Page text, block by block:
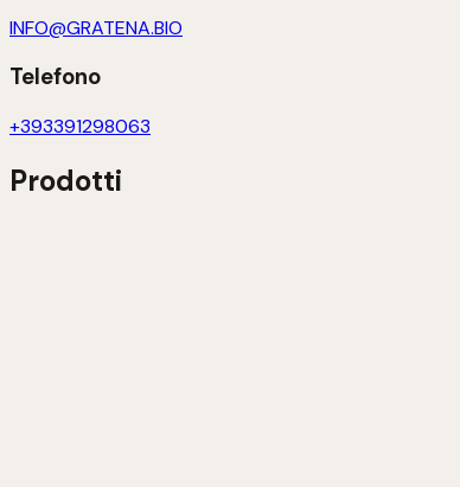
INFO@GRATENA.BIO
Telefono
+393391298063
Prodotti